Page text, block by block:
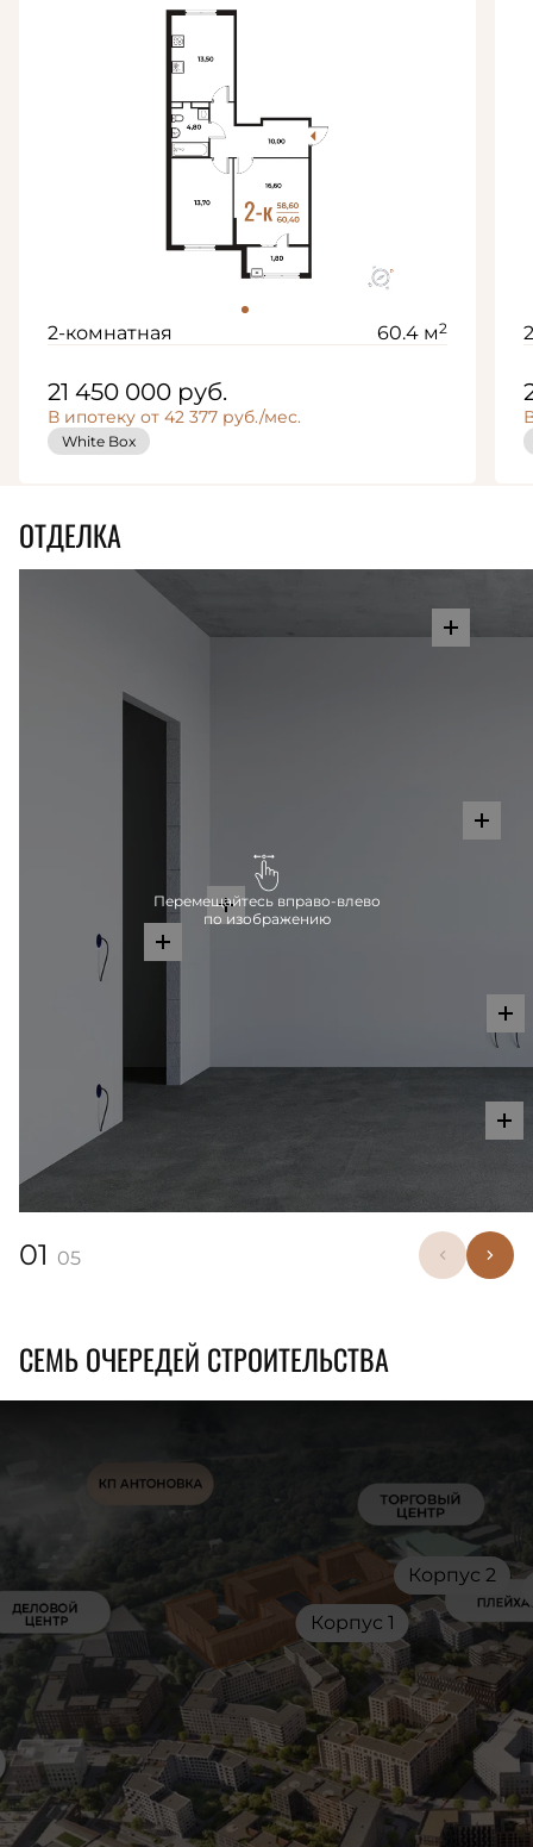
2-комнатная 60.4 м2
21 450 000 руб.
В ипотеку от 42 377 руб./мес.
White Box
ОТДЕЛКА
Перемещайтесь вправо-влево
по изображению
01 05
СЕМЬ ОЧЕРЕДЕЙ СТРОИТЕЛЬСТВА
Корпус 1
Корпус 2